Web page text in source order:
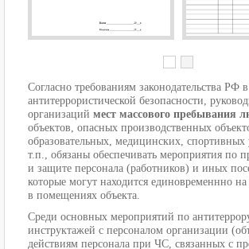
Согласно требованиям законодательства РФ
антитеррористической безопасности,
организаций мест массового пребывания
объектов, опасных производственных
образовательных, медицинских,
т.п., обязаны обеспечивать мероприятия по
и защите персонала (работников) и иных
которые могут находится единовременнно
в помещениях объекта.
Среди основных мероприятий по
инструктажей с персоналом организации
действиям персонала при ЧС, связанных с